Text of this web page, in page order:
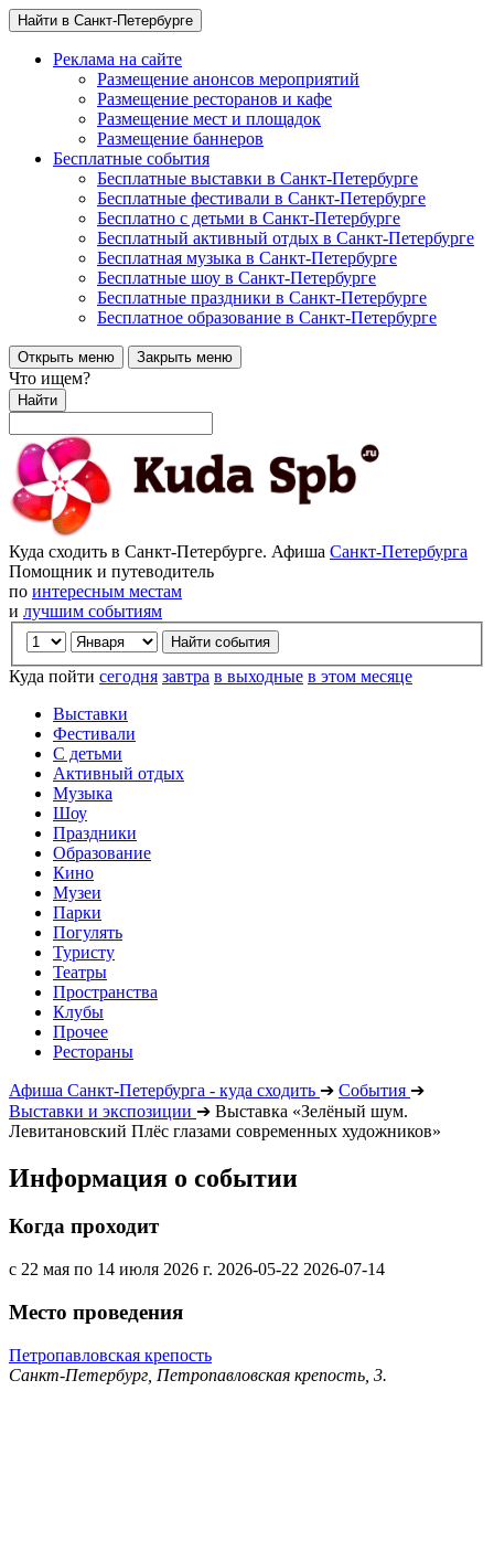
Найти в Санкт-Петербурге
Реклама на сайте
Размещение анонсов мероприятий
Размещение ресторанов и кафе
Размещение мест и площадок
Размещение баннеров
Бесплатные события
Бесплатные выставки в Санкт-Петербурге
Бесплатные фестивали в Санкт-Петербурге
Бесплатно с детьми в Санкт-Петербурге
Бесплатный активный отдых в Санкт-Петербурге
Бесплатная музыка в Санкт-Петербурге
Бесплатные шоу в Санкт-Петербурге
Бесплатные праздники в Санкт-Петербурге
Бесплатное образование в Санкт-Петербурге
Открыть меню Закрыть меню
Что ищем?
Найти
Куда сходить в Санкт-Петербурге. Афиша Санкт-Петербурга
Помощник и путеводитель
по интересным местам
и лучшим событиям
Куда пойти сегодня завтра в выходные в этом месяце
Выставки
Фестивали
С детьми
Активный отдых
Музыка
Шоу
Праздники
Образование
Кино
Музеи
Парки
Погулять
Туристу
Театры
Пространства
Клубы
Прочее
Рестораны
Афиша Санкт-Петербурга - куда сходить ➔ События ➔
Выставки и экспозиции ➔ Выставка «Зелёный шум.
Левитановский Плёс глазами современных художников»
Информация о событии
Когда проходит
с 22 мая по 14 июля 2026 г. 2026-05-22 2026-07-14
Место проведения
Петропавловская крепость
Санкт-Петербург, Петропавловская крепость, 3.